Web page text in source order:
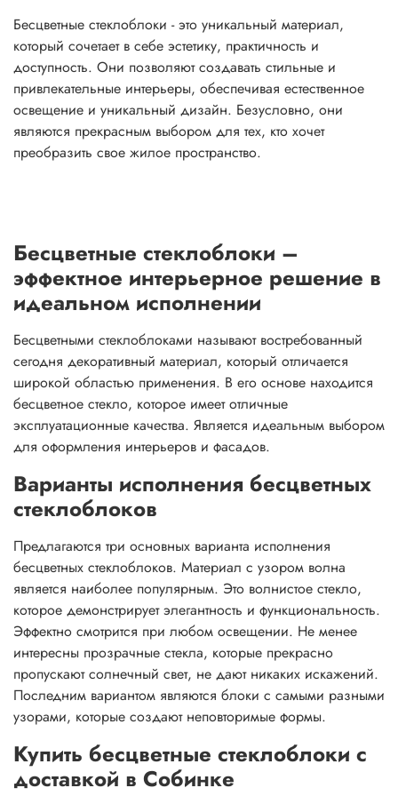
Бесцветные стеклоблоки - это уникальный материал,
который сочетает в себе эстетику, практичность и
доступность. Они позволяют создавать стильные и
привлекательные интерьеры, обеспечивая естественное
освещение и уникальный дизайн. Безусловно, они
являются прекрасным выбором для тех, кто хочет
преобразить свое жилое пространство.
Бесцветные стеклоблоки –
эффектное интерьерное решение в
идеальном исполнении
Бесцветными стеклоблоками называют востребованный
сегодня декоративный материал, который отличается
широкой областью применения. В его основе находится
бесцветное стекло, которое имеет отличные
эксплуатационные качества. Является идеальным выбором
для оформления интерьеров и фасадов.
Варианты исполнения бесцветных
стеклоблоков
Предлагаются три основных варианта исполнения
бесцветных стеклоблоков. Материал с узором волна
является наиболее популярным. Это волнистое стекло,
которое демонстрирует элегантность и функциональность.
Эффектно смотрится при любом освещении. Не менее
интересны прозрачные стекла, которые прекрасно
пропускают солнечный свет, не дают никаких искажений.
Последним вариантом являются блоки с самыми разными
узорами, которые создают неповторимые формы.
Купить бесцветные стеклоблоки с
доставкой в Собинке